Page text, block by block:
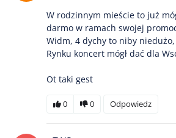
W rodzinnym mieście to już
darmo w ramach swojej
Widm, 4 dychy to niby
Rynku koncert mógł dać dla
Ot taki gest
0 0 Odpowiedz